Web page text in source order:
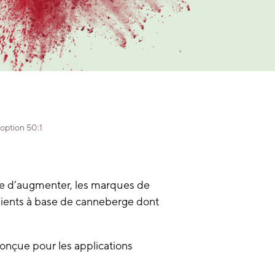
50:1
d’augmenter, les marques de
à base de canneberge dont
pour les applications